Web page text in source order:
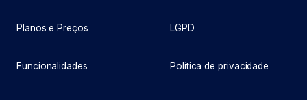
Planos e Preços
Funcionalidades
LGPD
Política de privacidade